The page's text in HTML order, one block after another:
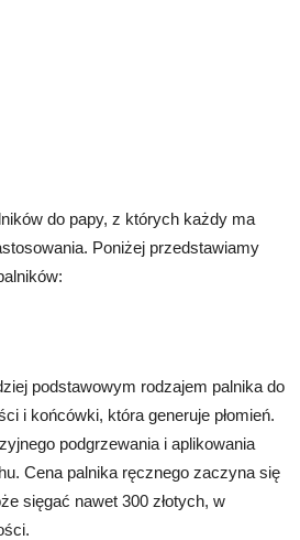
do papy, z których każdy ma
Poniżej przedstawiamy
podstawowym rodzajem palnika do
i końcówki, która generuje płomień.
podgrzewania i aplikowania
Cena palnika ręcznego zaczyna się
sięgać nawet 300 złotych, w